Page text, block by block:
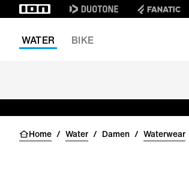
WATER
BIKE
Home / Water / Damen / Waterwear